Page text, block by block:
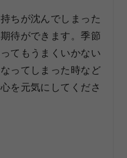
ちが沈んでしまった
待ができます。季節
てもうまくいかない
ってしまった時など
を元気にしてくださ